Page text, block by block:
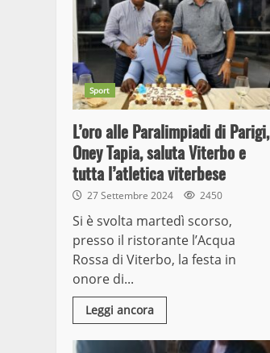
Sport
L’oro alle Paralimpiadi di Parigi,
Oney Tapia, saluta Viterbo e
tutta l’atletica viterbese
27 Settembre 2024 2450
Si è svolta martedì scorso,
presso il ristorante l’Acqua
Rossa di Viterbo, la festa in
onore di...
Leggi ancora